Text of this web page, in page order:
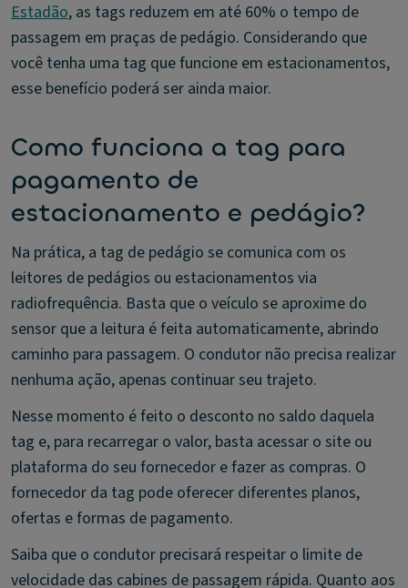
Estadão, as tags reduzem em até 60% o tempo de
passagem em praças de pedágio. Considerando que
você tenha uma tag que funcione em estacionamentos,
esse benefício poderá ser ainda maior.
Como funciona a tag para
pagamento de
estacionamento e pedágio?
Na prática, a tag de pedágio se comunica com os
leitores de pedágios ou estacionamentos via
radiofrequência. Basta que o veículo se aproxime do
sensor que a leitura é feita automaticamente, abrindo
caminho para passagem. O condutor não precisa realizar
nenhuma ação, apenas continuar seu trajeto.
Nesse momento é feito o desconto no saldo daquela
tag e, para recarregar o valor, basta acessar o site ou
plataforma do seu fornecedor e fazer as compras. O
fornecedor da tag pode oferecer diferentes planos,
ofertas e formas de pagamento.
Saiba que o condutor precisará respeitar o limite de
velocidade das cabines de passagem rápida. Quanto aos